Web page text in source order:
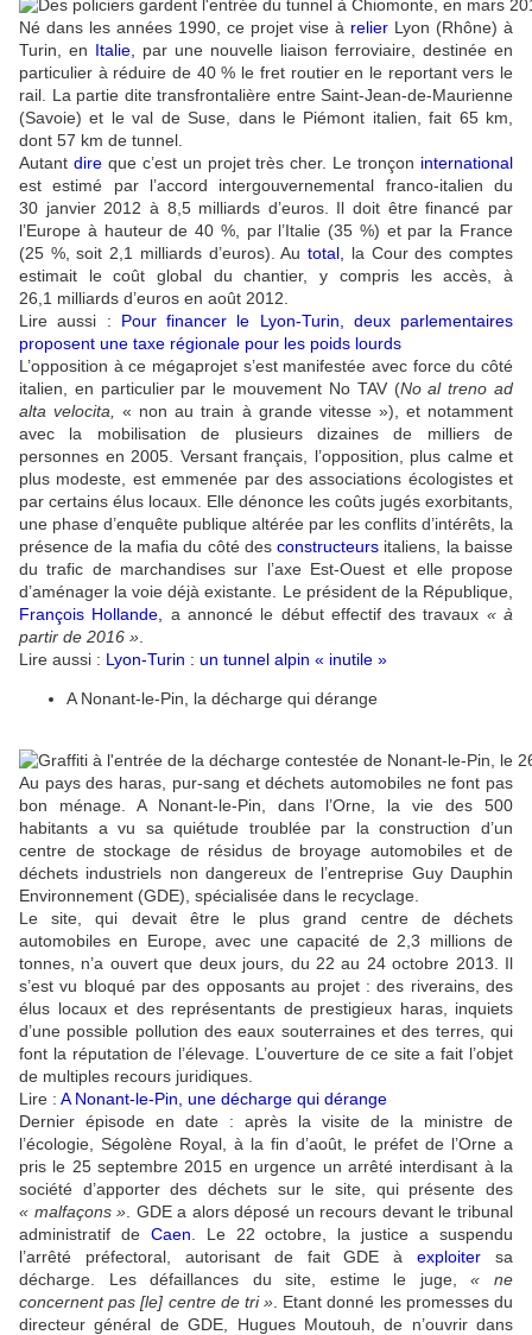
Né dans les années 1990, ce projet vise à relier Lyon (Rhône) à
Turin, en Italie
par une nouvelle liaison ferroviaire, destinée en
particulier à réduire de 40 % le fret routier en le reportant vers le
rail. La partie dite transfrontalière entre Saint-Jean-de-Maurienne
(Savoie) et le val de Suse, dans le Piémont italien, fait 65 km,
dont 57 km de tunnel.
Autant direque c’est un projet très cher. Le tronçon international
est estimé par l’accord intergouvernemental franco-italien du
30 janvier 2012 à 8,5 milliards d’euros. Il doit être financé par
l’Europe à hauteur de 40 %, par l’Italie (35 %) et par la France
(25 %, soit 2,1 milliards d’euros). Autotal
la Cour des comptes
estimait le coût global du chantier, y compris les accès, à
26,1 milliards d’euros en août 2012.
Lire aussi :
Pour financer le Lyon-Turin, deux parlementaires
proposent une taxe régionale pour les poids lourds
L’opposition à ce mégaprojet s’est manifestée avec force du côté
italien, en particulier par le mouvement No TAV (No al treno ad
alta velocita,« non au train à grande vitesse »), et notamment
avec la mobilisation de plusieurs dizaines de milliers de
personnes en 2005. Versant français, l’opposition, plus calme et
plus modeste, est emmenée par des associations écologistes et
par certains élus locaux. Elle dénonce les coûts jugés exorbitants,
une phase d’enquête publique altérée par les conflits d’intérêts, la
présence de la mafia du côté desconstructeurs italiens, la baisse
du trafic de marchandises sur l’axe Est-Ouest et elle propose
d’aménager la voie déjà existante. Le président de la République,
François Hollande
a annoncé le début effectif des travaux « à
partir de 2016 »
Lire aussi : Lyon-Turin : un tunnel alpin « inutile »
A Nonant-le-Pin, la décharge qui dérange
Au pays des haras, pur-sang et déchets automobiles ne font pas
bon ménage. A Nonant-le-Pin, dans l’Orne, la vie des 500
habitants a vu sa quiétude troublée par la construction d’un
centre de stockage de résidus de broyage automobiles et de
déchets industriels non dangereux de l’entreprise Guy Dauphin
Environnement (GDE), spécialisée dans le recyclage.
Le site, qui devait être le plus grand centre de déchets
automobiles en Europe, avec une capacité de 2,3 millions de
tonnes, n’a ouvert que deux jours, du 22 au 24 octobre 2013. Il
s’est vu bloqué par des opposants au projet : des riverains, des
élus locaux et des représentants de prestigieux haras, inquiets
d’une possible pollution des eaux souterraines et des terres, qui
font la réputation de l’élevage. L’ouverture de ce site a fait l’objet
de multiples recours juridiques.
Lire : A Nonant-le-Pin, une décharge qui dérange
Dernier épisode en date : après la visite de la ministre de
l’écologie, Ségolène Royal, à la fin d’août, le préfet de l’Orne a
pris le 25 septembre 2015 en urgence un arrêté interdisant à la
société d’apporter des déchets sur le site, qui présente des
« malfaçons » . GDE a alors déposé un recours devant le tribunal
administratif de Caen . Le 22 octobre, la justice a suspendu
l’arrêté préfectoral, autorisant de fait GDE àexploiter sa
décharge. Les défaillances du site, estime le juge,« ne
concernent pas [le] centre de tri » . Etant donné les promesses du
directeur général de GDE, Hugues Moutouh, de n’ouvrir dans